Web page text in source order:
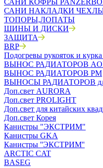
САНИ КОФРЫ
САНИ НАКЛАДКИ ЧЕХЛЫ
ТОПОРЫ,ЛОПАТЫ
ШИНЫ И ДИСКИ
ЗАЩИТА
BRP
Подогревы рукояток и
ВЫНОС РАДИАТОРОВ
ВЫНОС РАДИАТОРОВ РМ
ВЫНОСЫ РАДИАТОРОВ для
Доп.свет AURORA
Доп.свет PROLIGHT
Доп.свет для китайских
Доп.свет Корея
Канистры "ЭКСТРИМ"
Канистры GKA
Канистры ''ЭКСТРИМ''
ARCTIC CAT
BASEG